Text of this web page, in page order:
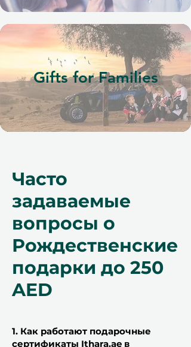
Gifts for Families
Часто
задаваемые
вопросы о
Рождественские
подарки до 250
AED
1. Как работают подарочные
сертификаты Ithara.ae в